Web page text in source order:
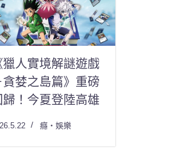
獵人實境解謎遊戲
貪婪之島篇》重磅
歸！今夏登陸高雄
癮・娛樂